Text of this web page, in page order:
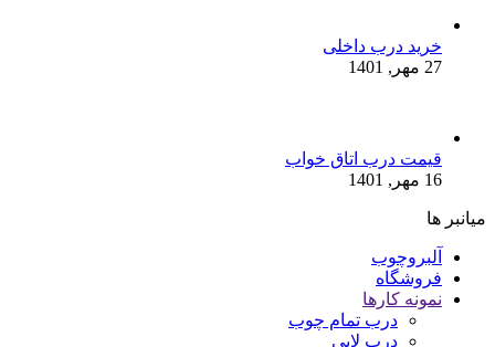
خرید درب داخلی
27 مهر, 1401
قیمت درب اتاق خواب
16 مهر, 1401
میانبر ها
آلبروچوب
فروشگاه
نمونه کارها
درب تمام چوب
درب لابی